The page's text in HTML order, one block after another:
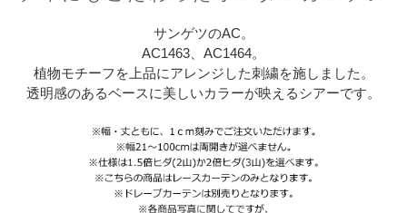
サンゲツのAC。
AC1463、AC1464。
植物モチーフを上品にアレンジした刺繍を施しました。
透明感のあるベースに美しいカラーが映えるシアーです。